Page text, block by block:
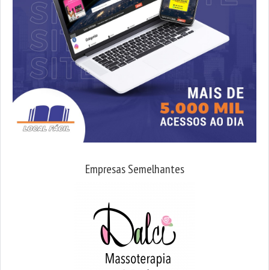
Empresas Semelhantes